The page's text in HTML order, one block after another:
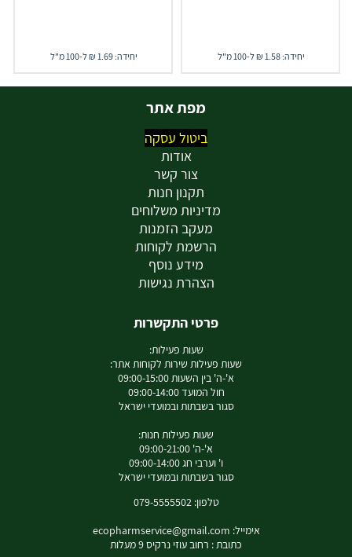
יחידה: 1.58 ₪ ל-100 מ"ל יחידה: 1.69 ₪ ל-100 מ"ל
מפת אתר
ביטול עסקה
אודות
צור קשר
תקנון חנות
מדיניות משלוחים
מעקב הזמנות
הרשמת לקוחות
מידע נוסף
הצהרת נגישות
פרטי התקשרות
שעות פעילות:
שעות פעילות שירות לקוחות אתר:
א'-ה' בין השעות 09:00-15:00
חול המועד 09:00-14:00
סגור בשבתות ובמועדי ישראל
שעות פעילות חנות:
א'-ה' 09:00-21:00
ו' וערבי חג 09:00-14:00
סגור בשבתות ובמועדי ישראל
טלפון: 079-5555502
אימייל: ecopharmservice@gmail.com
כתובת : רחוב עוזי נרקיס 9 מעלות